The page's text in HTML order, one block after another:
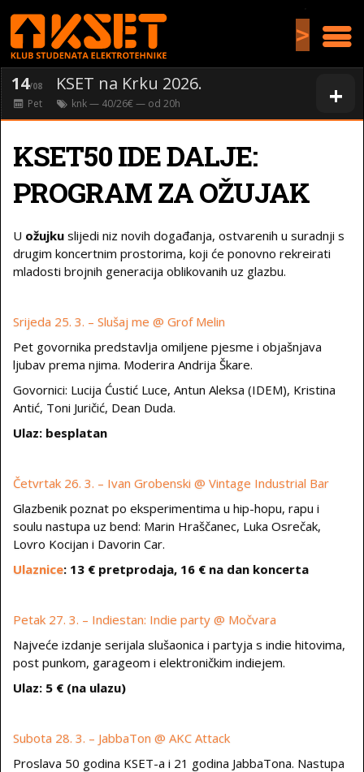
>
+
14/08 KSET na Krku 2026.
Pet knk— 40/26€ — od 20h
KSET50 IDE DALJE:
PROGRAM ZA OŽUJAK
U ožujku slijedi niz novih događanja, ostvarenih u suradnji s
drugim koncertnim prostorima, koji će ponovno rekreirati
mladosti brojnih generacija oblikovanih uz glazbu.
Srijeda 25. 3. – Slušaj me @ Grof Melin
Pet govornika predstavlja omiljene pjesme i objašnjava
ljubav prema njima. Moderira Andrija Škare.
Govornici: Lucija Ćustić Luce, Antun Aleksa (IDEM), Kristina
Antić, Toni Juričić, Dean Duda.
Ulaz: besplatan
Četvrtak 26. 3. – Ivan Grobenski @ Vintage Industrial Bar
Glazbenik poznat po eksperimentima u hip-hopu, rapu i
soulu nastupa uz bend: Marin Hraščanec, Luka Osrečak,
Lovro Kocijan i Davorin Car.
Ulaznice: 13 € pretprodaja, 16 € na dan koncerta
Petak 27. 3. – Indiestan: Indie party @ Močvara
Najveće izdanje serijala slušaonica i partyja s indie hitovima,
post punkom, garageom i elektroničkim indiejem.
Ulaz: 5 € (na ulazu)
Subota 28. 3. – JabbaTon @ AKC Attack
Proslava 50 godina KSET-a i 21 godina JabbaTona. Nastupa